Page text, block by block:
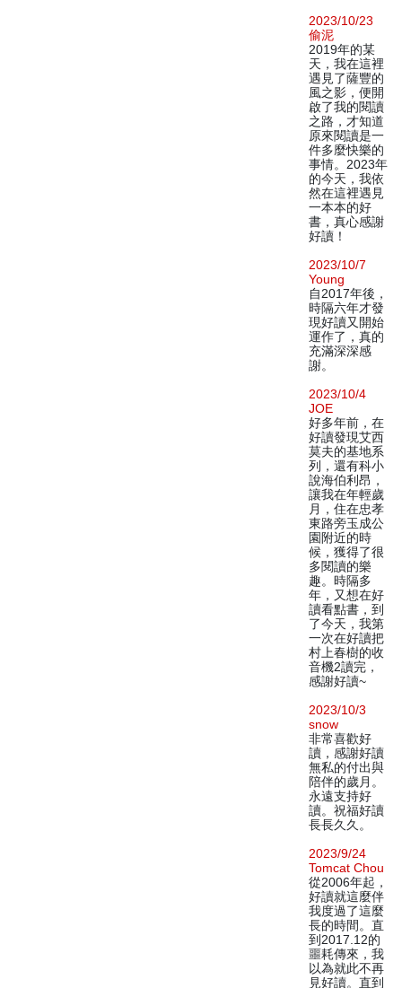
2023/10/23
偷泥
2019年的某
天，我在這裡
遇見了薩豐的
風之影，便開
啟了我的閱讀
之路，才知道
原來閱讀是一
件多麼快樂的
事情。2023年
的今天，我依
然在這裡遇見
一本本的好
書，真心感謝
好讀！
2023/10/7
Young
自2017年後，
時隔六年才發
現好讀又開始
運作了，真的
充滿深深感
謝。
2023/10/4
JOE
好多年前，在
好讀發現艾西
莫夫的基地系
列，還有科小
說海伯利昂，
讓我在年輕歲
月，住在忠孝
東路旁玉成公
園附近的時
候，獲得了很
多閱讀的樂
趣。時隔多
年，又想在好
讀看點書，到
了今天，我第
一次在好讀把
村上春樹的收
音機2讀完，
感謝好讀~
2023/10/3
snow
非常喜歡好
讀，感謝好讀
無私的付出與
陪伴的歲月。
永遠支持好
讀。祝福好讀
長長久久。
2023/9/24
Tomcat Chou
從2006年起，
好讀就這麼伴
我度過了這麼
長的時間。直
到2017.12的
噩耗傳來，我
以為就此不再
見好讀。直到